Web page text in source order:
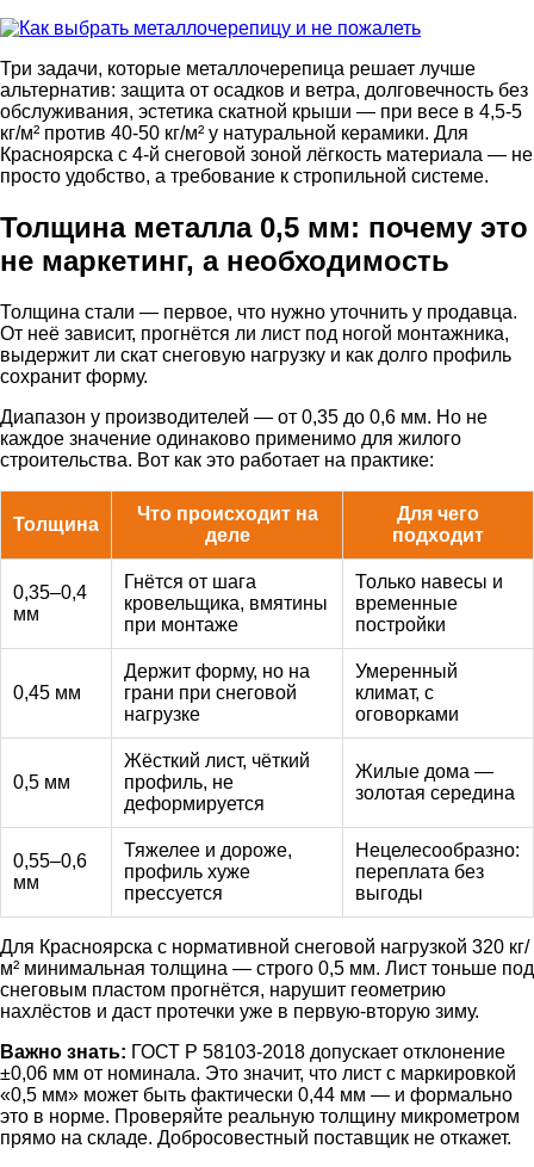
Три задачи, которые металлочерепица решает лучше
альтернатив: защита от осадков и ветра, долговечность без
обслуживания, эстетика скатной крыши — при весе в 4,5-5
кг/м² против 40-50 кг/м² у натуральной керамики. Для
Красноярска с 4-й снеговой зоной лёгкость материала — не
просто удобство, а требование к стропильной системе.
Толщина металла 0,5 мм: почему это
не маркетинг, а необходимость
Толщина стали — первое, что нужно уточнить у продавца.
От неё зависит, прогнётся ли лист под ногой монтажника,
выдержит ли скат снеговую нагрузку и как долго профиль
сохранит форму.
Диапазон у производителей — от 0,35 до 0,6 мм. Но не
каждое значение одинаково применимо для жилого
строительства. Вот как это работает на практике:
Толщина
Что происходит на
деле
Для чего
подходит
0,35–0,4
мм
Гнётся от шага
кровельщика, вмятины
при монтаже
Только навесы и
временные
постройки
0,45 мм
Держит форму, но на
грани при снеговой
нагрузке
Умеренный
климат, с
оговорками
0,5 мм
Жёсткий лист, чёткий
профиль, не
деформируется
Жилые дома —
золотая середина
0,55–0,6
мм
Тяжелее и дороже,
профиль хуже
прессуется
Нецелесообразно:
переплата без
выгоды
Для Красноярска с нормативной снеговой нагрузкой 320 кг/
м² минимальная толщина — строго 0,5 мм. Лист тоньше под
снеговым пластом прогнётся, нарушит геометрию
нахлёстов и даст протечки уже в первую-вторую зиму.
Важно знать: ГОСТ Р 58103-2018 допускает отклонение
±0,06 мм от номинала. Это значит, что лист с маркировкой
«0,5 мм» может быть фактически 0,44 мм — и формально
это в норме. Проверяйте реальную толщину микрометром
прямо на складе. Добросовестный поставщик не откажет.